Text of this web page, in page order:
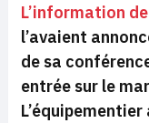
L’information de
l’avaient
de sa
entrée sur le